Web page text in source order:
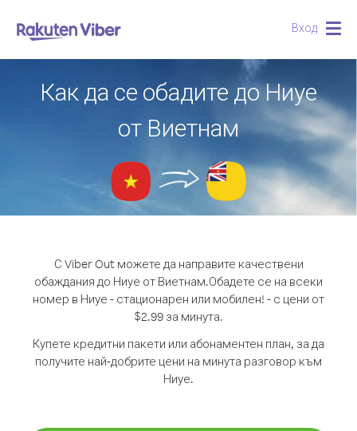
Вход
Как да се обадите до Ниуе
от Виетнам
С Viber Out можете да направите качествени
обаждания до Ниуе от Виетнам.Обадете се на всеки
номер в Ниуе - стационарен или мобилен! - с цени от
$2.99 за минута.
Купете кредитни пакети или абонаментен план, за да
получите най-добрите цени на минута разговор към
Ниуе.